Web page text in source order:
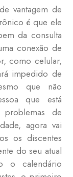
vantagem de
é que ele
da consulta
conexão de
como celular,
impedido de
que não
que está
de
agora vai
os discentes
do seu atual
o calendário